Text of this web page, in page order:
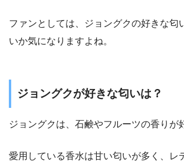
ファンとしては、ジョングクの好きな匂
いか気になりますよね。
ジョングクが好きな匂いは？
ジョングクは、石鹸やフルーツの香りが
愛用している香水は甘い匂いが多く、レ